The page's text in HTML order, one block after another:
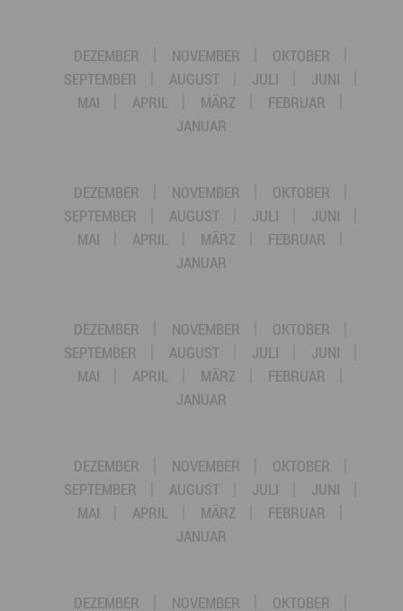
DEZEMBER NOVEMBER
OKTOBER
SEPTEMBER
AUGUST JULI
JUNI
MAI
APRIL MÄRZ
FEBRUAR
JANUAR
DEZEMBER NOVEMBER
OKTOBER
SEPTEMBER
AUGUST JULI
JUNI
MAI
APRIL MÄRZ
FEBRUAR
JANUAR
DEZEMBER NOVEMBER
OKTOBER
SEPTEMBER
AUGUST JULI
JUNI
MAI
APRIL MÄRZ
FEBRUAR
JANUAR
DEZEMBER NOVEMBER
OKTOBER
SEPTEMBER
AUGUST JULI
JUNI
MAI
APRIL MÄRZ
FEBRUAR
JANUAR
DEZEMBER NOVEMBER OKTOBER